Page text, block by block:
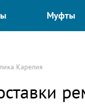
Муфты
Карелия